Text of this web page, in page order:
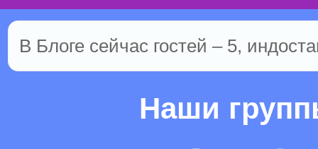
В Блоге сейчас гостей – 5,
Наши